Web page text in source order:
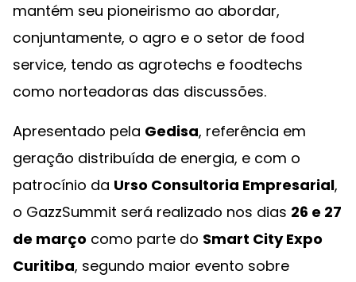
mantém seu pioneirismo ao abordar,
conjuntamente, o agro e o setor de food
service, tendo as agrotechs e foodtechs
como norteadoras das discussões.
Apresentado pela Gedisa, referência em
geração distribuída de energia, e com o
patrocínio da Urso Consultoria Empresarial,
o GazzSummit será realizado nos dias 26 e 27
de março como parte do Smart City Expo
Curitiba, segundo maior evento sobre